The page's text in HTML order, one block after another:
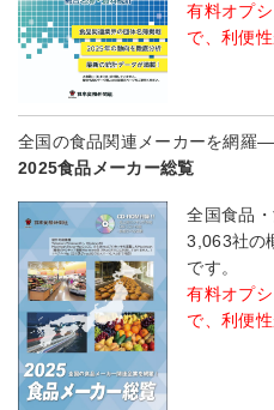
有料オプ
で、利便
全国の食品関連メーカーを網羅
2025食品メーカー総覧
全国食品
3,063社の
です。
有料オプ
で、利便